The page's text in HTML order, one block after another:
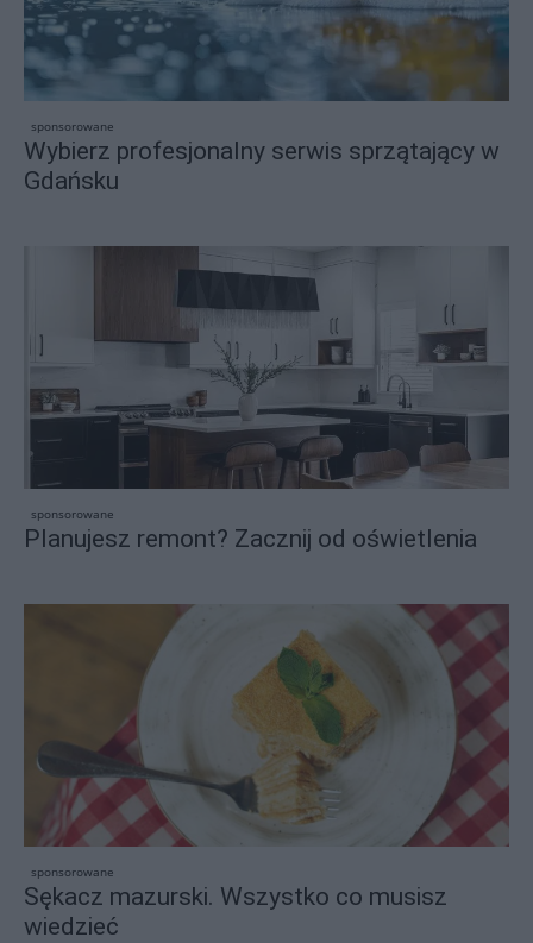
sponsorowane
Wybierz profesjonalny serwis sprzątający w
Gdańsku
sponsorowane
Planujesz remont? Zacznij od oświetlenia
sponsorowane
Sękacz mazurski. Wszystko co musisz
wiedzieć